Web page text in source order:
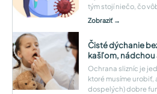
tým stojí niečo, čo
Zobraziť →
Čisté dýchanie
kašľom, nádchou
Ochrana slizníc je
ktoré musíme urobiť,
dospelých) dobre